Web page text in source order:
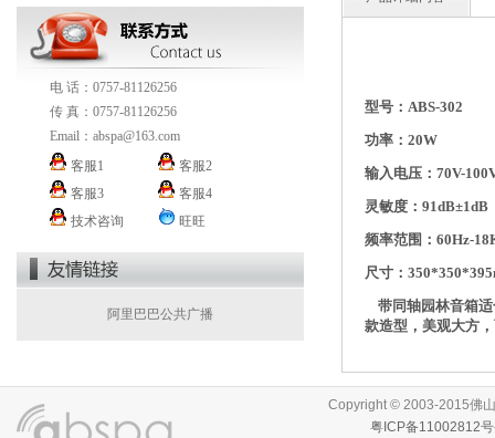
电 话：0757-81126256
传 真：0757-81126256
Email： abspa@163.com
客服1
客服2
客服3
客服4
技术咨询
旺旺
阿里巴巴公共广播
型号：ABS-302
功率：20W
输入电压：70V-
灵敏度：91dB±1dB
频率范围：60Hz-
尺寸：
带同轴园林音箱适
款造型，美观大方
Copyright © 2003-2015佛
粤ICP备11002812